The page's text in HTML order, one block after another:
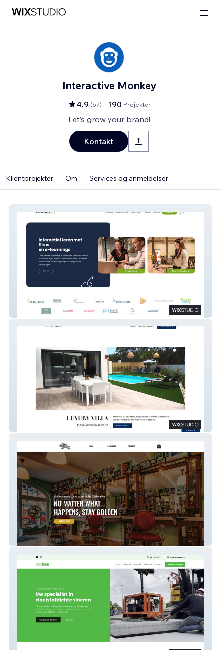
Interactive Monkey
4,9 (67) 190 Projekter
Let’s grow your brand!
Kontakt
Klientprojekter Om Services og anmeldelser
Instructiefilm
Staygolden B2B